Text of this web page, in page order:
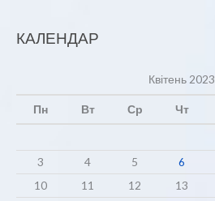
КАЛЕНДАР
Квітень 2023
Пн Вт Ср Чт
3
4 5 6
10
11 12 13